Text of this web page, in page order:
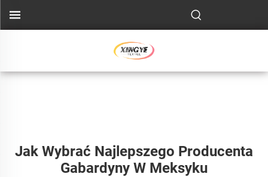
Jak Wybrać Najlepszego Producenta
Gabardyny W Meksyku